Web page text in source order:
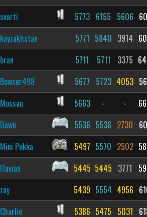
svarti 5773 6155 5606
kayzakhstan 5771 5840 3914
bran 5711 5711 3375
Bowser498 5677 5723 4053
Mossan 5663 - -
Dawn 5536 5536 2730
Mini Pekka 5497 5570 2502
Flavian 5445 5445 3771
zay 5439 5554 4956
Charlie 5386 5475 5031